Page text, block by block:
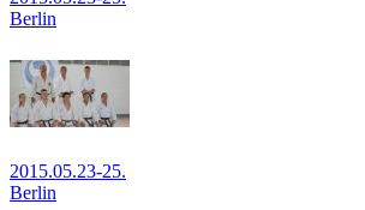
Berlin
2015.05.23-25.
Berlin